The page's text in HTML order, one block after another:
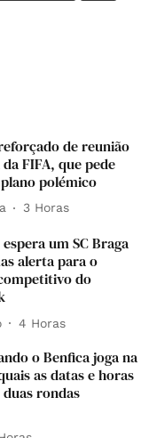
de reunião
FIFA, que pede
polémico
3 Horas
um SC Braga
alerta para o
do
4 Horas
o Benfica joga na
as datas e horas
rondas